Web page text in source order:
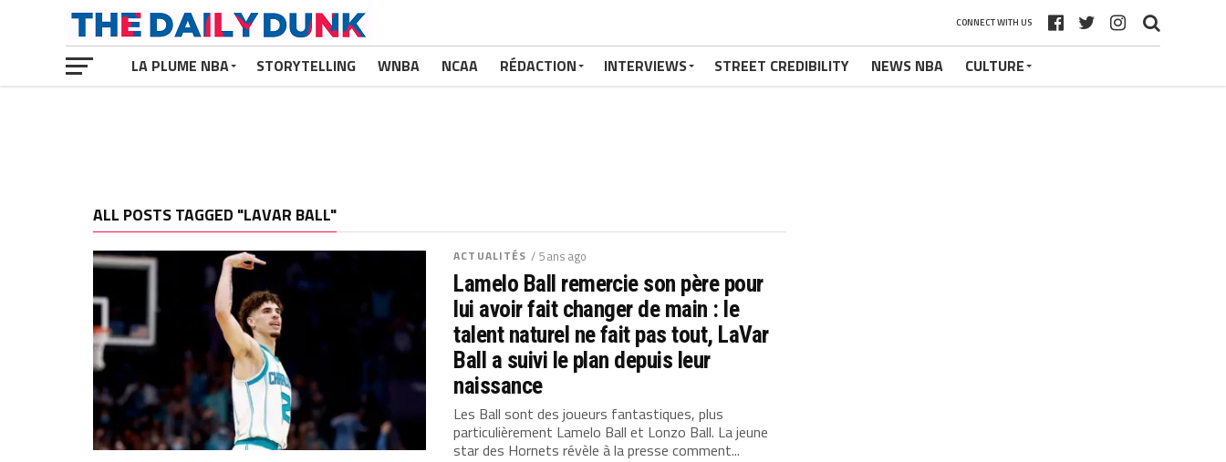
CONNECT WITH US
LA PLUME NBA STORYTELLING WNBA NCAA RÉDACTION INTERVIEWS STREET CREDIBILITY NEWS NBA CULTURE
ALL POSTS TAGGED "LAVAR BALL"
ACTUALITÉS / 5 ans ago
Lamelo Ball remercie son père pour
lui avoir fait changer de main : le
talent naturel ne fait pas tout, LaVar
Ball a suivi le plan depuis leur
naissance
Les Ball sont des joueurs fantastiques, plus
particulièrement Lamelo Ball et Lonzo Ball. La jeune
star des Hornets révèle à la presse comment...